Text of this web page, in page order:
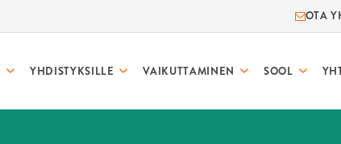
OTA
YHDISTYKSILLE VAIKUTTAMINEN SOOL